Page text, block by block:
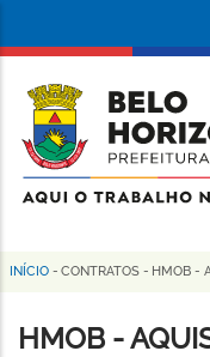
conteúdo
principal
da
Prefeitura
de
Horizonte
Trilha
de
INÍCIO - CONTRATOS - HMOB -
HMOB -